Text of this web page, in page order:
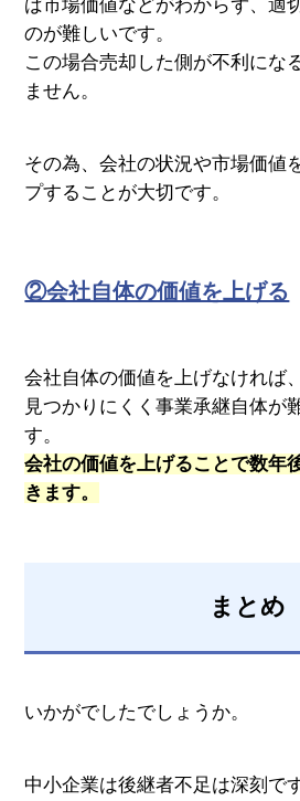
ば市場価値などがわからず、適
のが難しいです。
この場合売却した側が不利にな
ません。
その為、会社の状況や市場価値
プすることが大切です。
②会社自体の価値を上げる
会社自体の価値を上げなければ
見つかりにくく事業承継自体が
す。
会社の価値を上げることで数年
きます。
まとめ
いかがでしたでしょうか。
中小企業は後継者不足は深刻です